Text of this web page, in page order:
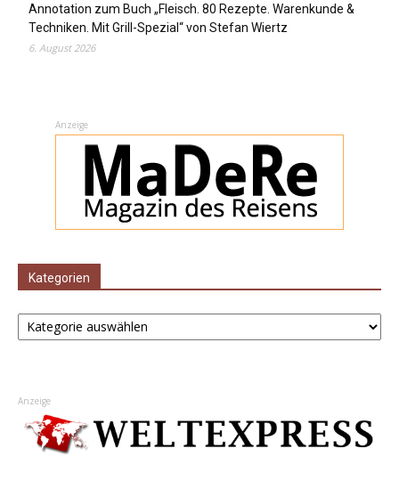
Annotation zum Buch „Fleisch. 80 Rezepte. Warenkunde &
Techniken. Mit Grill-Spezial“ von Stefan Wiertz
6. August 2026
Anzeige
Kategorien
Kategorien
Anzeige